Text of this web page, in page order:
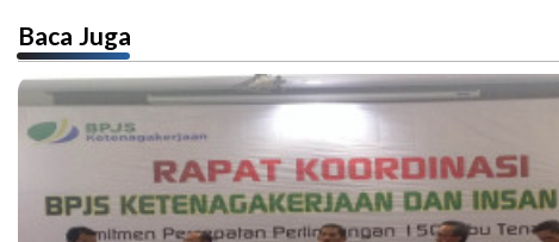
Baca Juga